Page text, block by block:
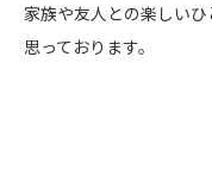
家族や友人との楽しい
思っております。